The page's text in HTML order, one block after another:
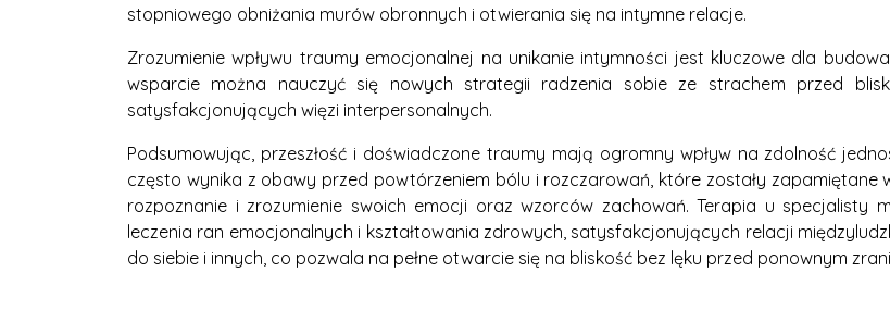
stopniowego obniżania murów obronnych i otwierania się na intymne relacje.
Zrozumienie wpływu traumy emocjonalnej na unikanie intymności jest kluczowe dla
wsparcie można nauczyć się nowych strategii radzenia sobie ze strachem przed
satysfakcjonujących więzi interpersonalnych.
Podsumowując, przeszłość i doświadczone traumy mają ogromny wpływ na zdolność
często wynika z obawy przed powtórzeniem bólu i rozczarowań, które zostały zapamiętane
rozpoznanie i zrozumienie swoich emocji oraz wzorców zachowań. Terapia u specjalisty
leczenia ran emocjonalnych i kształtowania zdrowych, satysfakcjonujących relacji
do siebie i innych, co pozwala na pełne otwarcie się na bliskość bez lęku przed ponownym